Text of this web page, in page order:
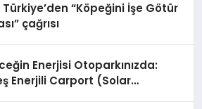
Türkiye’den “Köpeğini İşe Götür
çağrısı
Enerjisi Otoparkınızda:
Enerjili Carport (Solar